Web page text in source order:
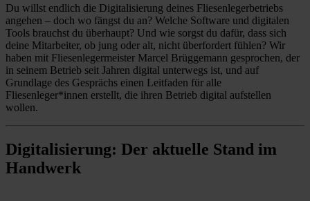
Du willst endlich die Digitalisierung deines Fliesenlegerbetriebs
angehen – doch wo fängst du an? Welche Software und digitalen
Tools brauchst du überhaupt? Und wie sorgst du dafür, dass sich
deine Mitarbeiter, ob jung oder alt, nicht überfordert fühlen? Wir
haben mit Fliesenlegermeister Marcel Brüggemann gesprochen, der
in seinem Betrieb seit Jahren digital unterwegs ist, und auf
Grundlage des Gesprächs einen Leitfaden für alle
Fliesenleger*innen erstellt, die ihren Betrieb digital aufstellen
wollen.
Digitalisierung: Der aktuelle Stand im
Handwerk